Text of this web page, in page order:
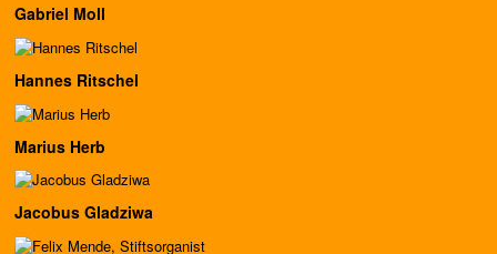
Gabriel Moll
Hannes Ritschel
Marius Herb
Jacobus Gladziwa